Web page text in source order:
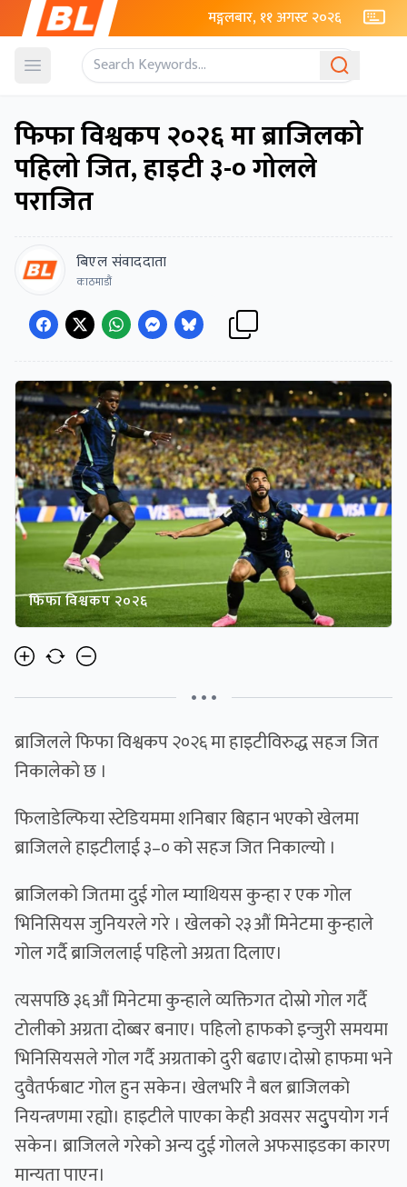
मङ्गलबार, ११ अगस्ट २०२६
Open menu
फिफा विश्वकप २०२६ मा ब्राजिलको
पहिलो जित, हाइटी ३-० गोलले
पराजित
बिएल संवाददाता
काठमाडौं
फिफा विश्वकप २०२६
• • •
ब्राजिलले फिफा विश्वकप २०२६ मा हाइटीविरुद्ध सहज जित
निकालेको छ ।
फिलाडेल्फिया स्टेडियममा शनिबार बिहान भएको खेलमा
ब्राजिलले हाइटीलाई ३–० को सहज जित निकाल्यो ।
ब्राजिलको जितमा दुई गोल म्याथियस कुन्हा र एक गोल
भिनिसियस जुनियरले गरे । खेलको २३औं मिनेटमा कुन्हाले
गोल गर्दै ब्राजिललाई पहिलो अग्रता दिलाए।
त्यसपछि ३६औं मिनेटमा कुन्हाले व्यक्तिगत दोस्रो गोल गर्दै
टोलीको अग्रता दोब्बर बनाए। पहिलो हाफको इन्जुरी समयमा
भिनिसियसले गोल गर्दै अग्रताको दुरी बढाए।दोस्रो हाफमा भने
दुवैतर्फबाट गोल हुन सकेन। खेलभरि नै बल ब्राजिलको
नियन्त्रणमा रह्यो। हाइटीले पाएका केही अवसर सदुुुपयोग गर्न
सकेन। ब्राजिलले गरेको अन्य दुई गोलले अफसाइडका कारण
मान्यता पाएन।